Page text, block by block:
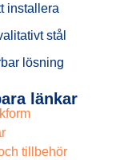
installera
stål
lösning
länkar
tillbehör